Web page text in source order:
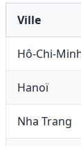
Ville
Hô-Chi-
Hanoï
Nha Trang